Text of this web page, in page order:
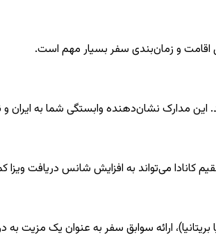
اقامت و زمان‌بندی سفر بسیار مهم است.
این مدارک نشان‌دهنده وابستگی شما به
کانادا می‌تواند به افزایش شانس دریافت
ارائه سوابق سفر به عنوان یک مزیت